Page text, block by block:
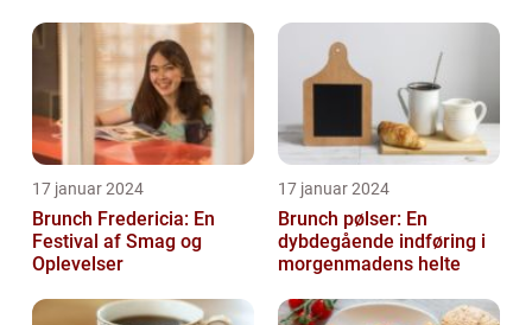
17 januar 2024
Brunch Fredericia: En
Festival af Smag og
Oplevelser
17 januar 2024
Brunch pølser: En
dybdegående indføring i
morgenmadens helte